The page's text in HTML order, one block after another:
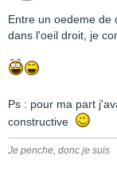
Entre un oedeme de
dans l'oeil droit, je
Ps : pour ma part
constructive
Je penche, donc je suis